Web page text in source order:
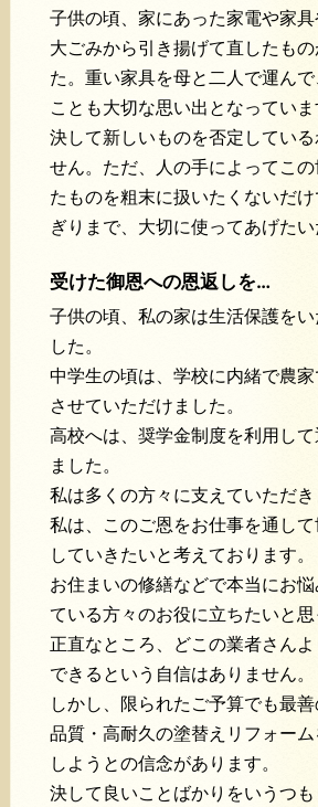
子供の頃、家にあった家電や家
大ごみから引き揚げて直したも
た。重い家具を母と二人で運ん
ことも大切な思い出となっていま
決して新しいものを否定している
せん。ただ、人の手によってこ
たものを粗末に扱いたくないだ
ぎりまで、大切に使ってあげたい
受けた御恩への恩返しを…
子供の頃、私の家は生活保護をい
した。
中学生の頃は、学校に内緒で農
させていただけました。
高校へは、奨学金制度を利用し
ました。
私は多くの方々に支えていただき
私は、このご恩をお仕事を通し
していきたいと考えております。
お住まいの修繕などで本当にお悩
ている方々のお役に立ちたいと思
正直なところ、どこの業者さんよ
できるという自信はありません。
しかし、限られたご予算でも最
品質・高耐久の塗替えリフォー
しようとの信念があります。
決して良いことばかりをいうつ